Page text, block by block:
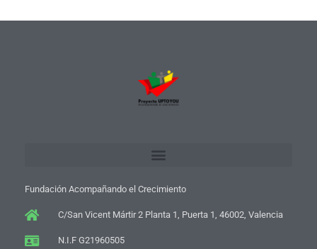
Fundación Acompañando el Crecimiento
C/San Vicent Mártir 2 Planta 1, Puerta 1, 46002, Valencia
N.I.F G21960505